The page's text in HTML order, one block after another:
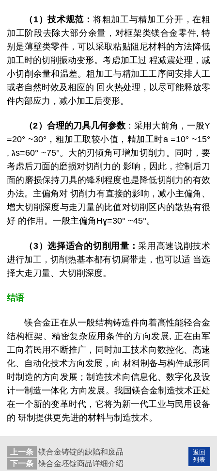
（1）技术规范： 将粗加工与精加工分开，在粗
加工阶段去除大部分余量，对框架类镁合金零件, 特
别是薄壁类零件，可以采取粘贴阻尼材料的方法降低
加工时的切削振动变形。考虑加工过 程减震处理，减
小切削余量和温差。粗加工与精加工工序间安排人工
或者自然时效及相应的 回火热处理，以尽可能释放零
件内部应力，减小加工后变形。
（2）合理的刀具几何参数 ：采用大前角，一般Y
=20° ~30°，粗加工取较小值，精加工时a =10° ~15°
, גs=60° ~75°。大的刃倾角可增加切削力。同时，要
考虑后刀面的磨损对切削力的 影响，因此，控制后刀
面的磨损保持刀具的锋利程度也是降低切削力的有效
办法。主偏角对 切削力有直接的影响，减小主偏角、
增大切削深度与走刀量的比值对切削区内的散热有很
好 的作用。一般主偏角Hɣ=30° ~45°。
（3）选择适合的切削用量：采用高速说削技术
进行加工，切削热基本都有切屑带走，也可以适 当选
择大走刀量、大切削深度。
结语
镁合金正在从一般结构铸造件向着高性能轻合金
结构框架、精密复杂应用条件的方向发展, 正在由军
工向着民用不断推广，同时加工技术向数控化、高速
化、自动化技术方向发展，向 材料制备与构件成形同
时制造的方向发展；制造技术向信息化、数字化及设
计一制造一体化 方向发展。我国镁合金制造技术正处
在一个新的变革时代，它将为新一代工业与民用设备
的 研制提供更先进的材料与制造技术。
返回
列表
上一条 镁合金铸锭的缺陷和废品
下一条 镁合金坯锭商品详细介绍